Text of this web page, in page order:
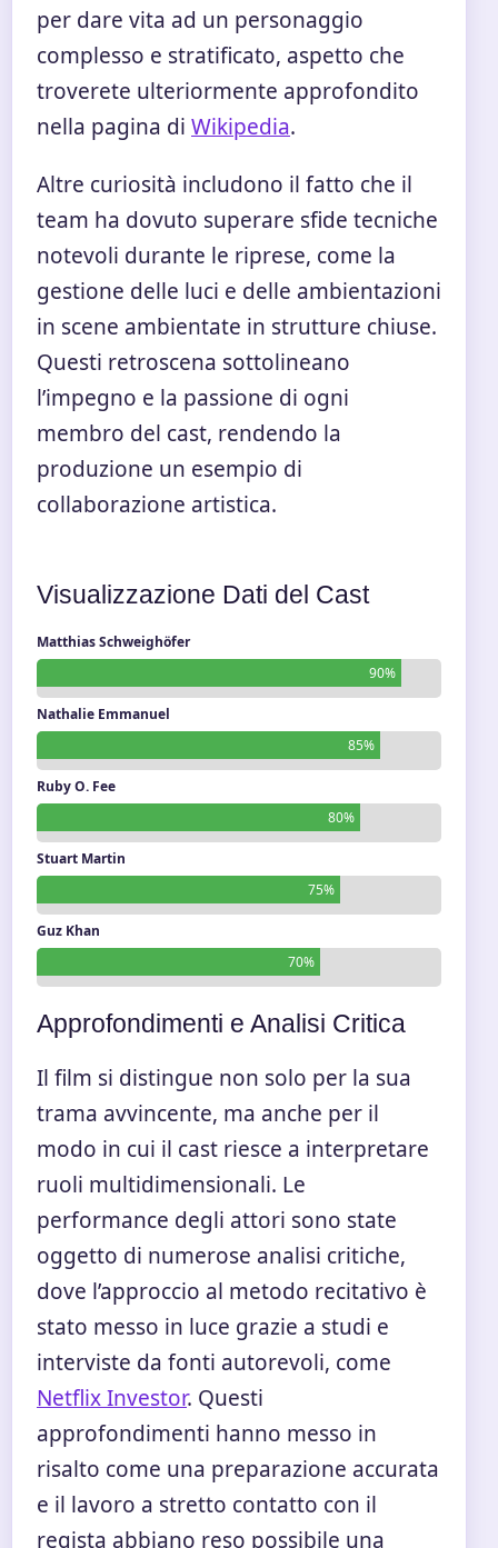
per dare vita ad un personaggio
complesso e stratificato, aspetto che
troverete ulteriormente approfondito
nella pagina di Wikipedia.
Altre curiosità includono il fatto che il
team ha dovuto superare sfide tecniche
notevoli durante le riprese, come la
gestione delle luci e delle ambientazioni
in scene ambientate in strutture chiuse.
Questi retroscena sottolineano
l’impegno e la passione di ogni
membro del cast, rendendo la
produzione un esempio di
collaborazione artistica.
Visualizzazione Dati del Cast
Matthias Schweighöfer
90%
Nathalie Emmanuel
85%
Ruby O. Fee
80%
Stuart Martin
75%
Guz Khan
70%
Approfondimenti e Analisi Critica
Il film si distingue non solo per la sua
trama avvincente, ma anche per il
modo in cui il cast riesce a interpretare
ruoli multidimensionali. Le
performance degli attori sono state
oggetto di numerose analisi critiche,
dove l’approccio al metodo recitativo è
stato messo in luce grazie a studi e
interviste da fonti autorevoli, come
Netflix Investor. Questi
approfondimenti hanno messo in
risalto come una preparazione accurata
e il lavoro a stretto contatto con il
regista abbiano reso possibile una